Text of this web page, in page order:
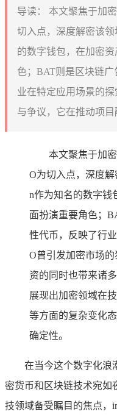
导读：
本文聚焦于加
切入点，深度解密该领
的数字钱包，在加密
色；BAT则是区块链
业在特定应用场景的
与争议，它在推动项
本文聚焦于加
O为切入点，深度
n作为知名的数字钱
面扮演重要角色；
性代币，反映了行
O曾引发加密市场
资的同时也带来诸
展现出加密领域在
等方面的复杂变化
确定性。
在当今这个数字化浪
密货币和区块链技术宛如
技领域备受瞩目的焦点，